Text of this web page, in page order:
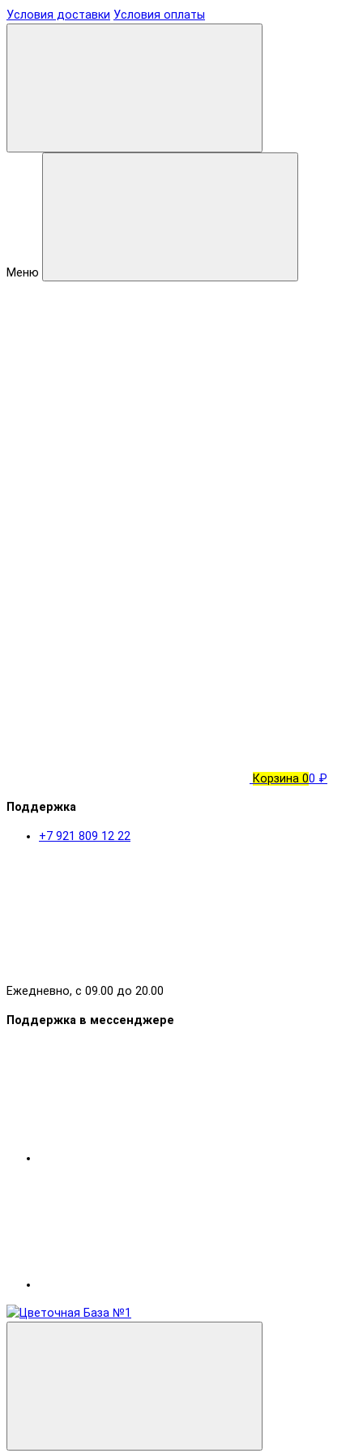
Условия доставки Условия оплаты
Меню
Корзина 00 ₽
Поддержка
+7 921 809 12 22
Ежедневно, с 09.00 до 20.00
Поддержка в мессенджере